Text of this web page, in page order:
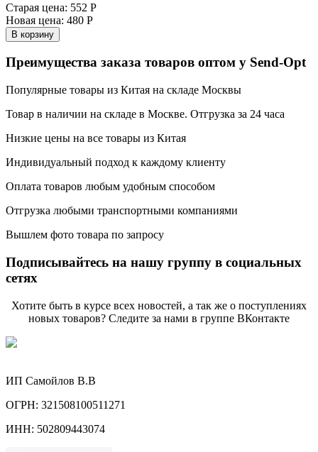
Старая цена: 552 Р
Новая цена: 480 Р
В корзину
Преимущества заказа товаров оптом у Send-Opt
Популярные товары из Китая на складе Москвы
Товар в наличии на складе в Москве. Отгрузка за 24 часа
Низкие цены на все товары из Китая
Индивидуальный подход к каждому клиенту
Оплата товаров любым удобным способом
Отгрузка любыми транспортными компаниями
Вышлем фото товара по запросу
Подписывайтесь на нашу группу в социальных
сетях
Хотите быть в курсе всех новостей, а так же о поступлениях
новых товаров? Следите за нами в группе ВКонтакте
ИП Самойлов В.В
ОГРН: 321508100511271
ИНН: 502809443074